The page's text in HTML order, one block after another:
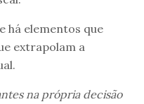
há elementos que
extrapolam a
na própria decisão